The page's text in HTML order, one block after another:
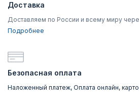
Доставка
Доставляем по России и всему миру
Подробнее
Безопасная оплата
Наложенный платеж, Оплата онлайн,